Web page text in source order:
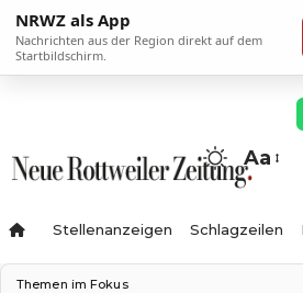
NRWZ als App
Nachrichten aus der Region direkt auf dem
Startbildschirm.
Aa
Stellenanzeigen Schlagzeilen
Themen im Fokus